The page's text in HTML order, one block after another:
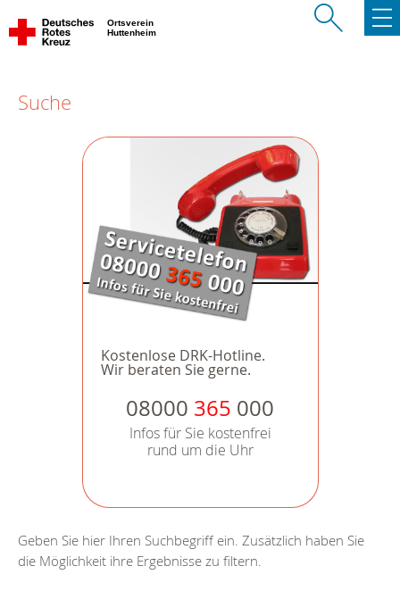
Ortsverein
Huttenheim
Suche
Kostenlose DRK-Hotline.
Wir beraten Sie gerne.
08000 365 000
Infos für Sie kostenfrei
rund um die Uhr
Geben Sie hier Ihren Suchbegriff ein. Zusätzlich haben Sie
die Möglichkeit ihre Ergebnisse zu filtern.